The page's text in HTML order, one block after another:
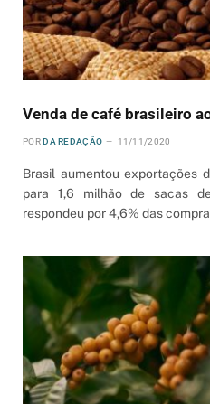
Venda de café brasileiro
POR DA REDAÇÃO 11/11/2020
Brasil aumentou exportações
para 1,6 milhão de sacas
respondeu por 4,6% das